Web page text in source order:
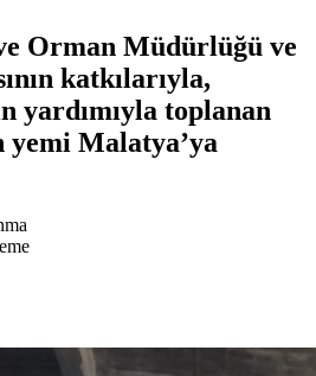
Orman Müdürlüğü ve
katkılarıyla,
yardımıyla toplanan
yemi Malatya’ya